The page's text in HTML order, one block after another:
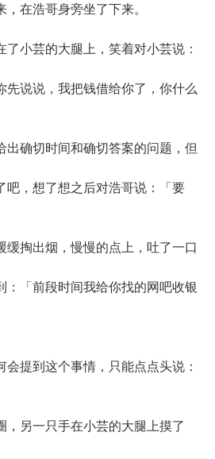
在浩哥身旁坐了下来。
小芸的大腿上，笑着对小芸说：
先说说，我把钱借给你了，你什么
确切时间和确切答案的问题，但
吧，想了想之后对浩哥说：「要
掏出烟，慢慢的点上，吐了一口
：「前段时间我给你找的网吧收银
提到这个事情，只能点点头说：
另一只手在小芸的大腿上摸了